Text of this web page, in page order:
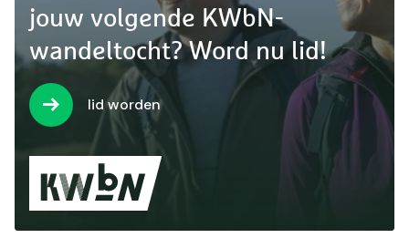
jouw volgende KWbN-
wandeltocht? Word nu lid!
lid worden